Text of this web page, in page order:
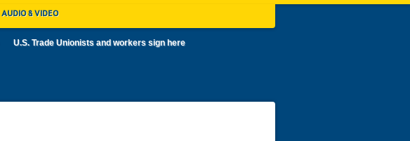
AUDIO & VIDEO
U.S. Trade Unionists and workers sign here